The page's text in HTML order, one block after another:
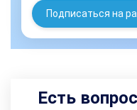
Подписаться на
Есть